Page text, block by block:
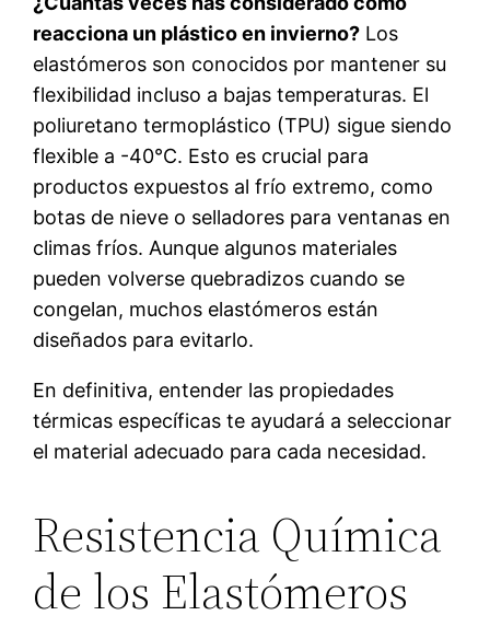
reacciona un plástico en invierno? Los
elastómeros son conocidos por mantener su
flexibilidad incluso a bajas temperaturas. El
poliuretano termoplástico (TPU) sigue siendo
flexible a -40°C. Esto es crucial para
productos expuestos al frío extremo, como
botas de nieve o selladores para ventanas en
climas fríos. Aunque algunos materiales
pueden volverse quebradizos cuando se
congelan, muchos elastómeros están
diseñados para evitarlo.
En definitiva, entender las propiedades
térmicas específicas te ayudará a seleccionar
el material adecuado para cada necesidad.
Resistencia Química
de los Elastómeros